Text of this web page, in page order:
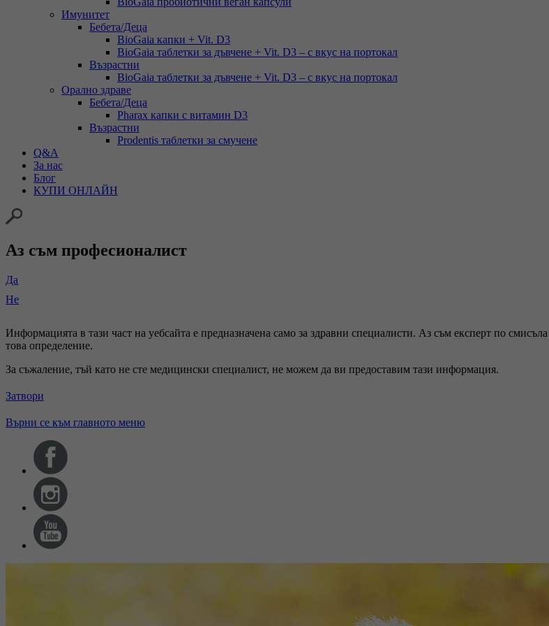
Имунитет
Бебета/Деца
BioGaia капки + Vit. D3
BioGaia таблетки за дъвчене + Vit. D3 – с вкус на портокал
Възрастни
BioGaia таблетки за дъвчене + Vit. D3 – с вкус на портокал
Орално здраве
Бебета/Деца
Pharax капки с витамин D3
Възрастни
Prodentis таблетки за смучене
Q&A
За нас
Блог
КУПИ ОНЛАЙН
Аз съм професионалист
Да
Не
Информацията в тази част на уебсайта е предназначена само за здравни специалисти. Аз съм експерт по
това определение.
За съжаление, тъй като не сте медицински специалист, не можем да ви предоставим тази информация.
Затвори
Върни се към главното меню